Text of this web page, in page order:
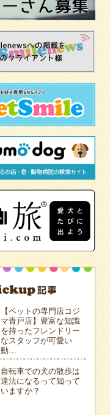
【ペットの専門店コジ
マ青戸店】豊富な知識
を持ったフレンドリー
なスタッフが可愛い
動…
自転車での犬の散歩は
違法になるって知って
いますか？